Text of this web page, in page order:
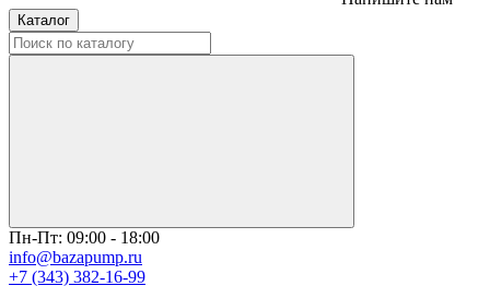
Каталог
Пн-Пт: 09:00 - 18:00
info@bazapump.ru
+7 (343) 382-16-99